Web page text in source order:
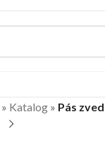
» Katalog» Pás